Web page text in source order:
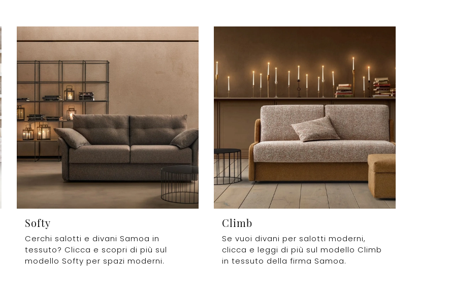
Softy
Cerchi salotti e divani Samoa in
tessuto? Clicca e scopri di più sul
modello Softy per spazi moderni.
Climb
Se vuoi divani per salotti moderni,
clicca e leggi di più sul modello Climb
in tessuto della firma Samoa.